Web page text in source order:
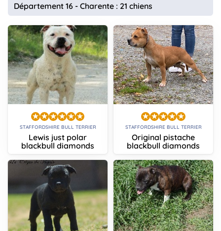
Département 16 - Charente : 21 chiens
STAFFORDSHIRE BULL TERRIER
Lewis just polar
blackbull diamonds
STAFFORDSHIRE BULL TERRIER
Original pistache
blackbull diamonds